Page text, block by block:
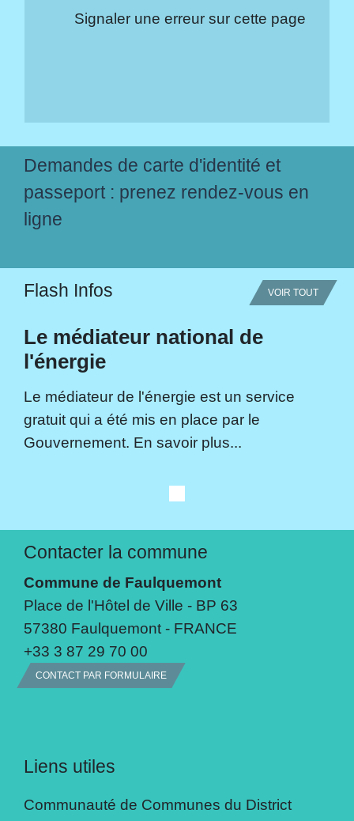
Signaler une erreur sur cette page
Demandes de carte d'identité et
passeport : prenez rendez-vous en
ligne
Flash Infos VOIR TOUT
Le médiateur national de
l'énergie
Le médiateur de l'énergie est un service
gratuit qui a été mis en place par le
Gouvernement. En savoir plus...
Contacter la commune
Commune de Faulquemont
Place de l'Hôtel de Ville - BP 63
57380 Faulquemont - FRANCE
+33 3 87 29 70 00
CONTACT PAR FORMULAIRE
Liens utiles
Communauté de Communes du District